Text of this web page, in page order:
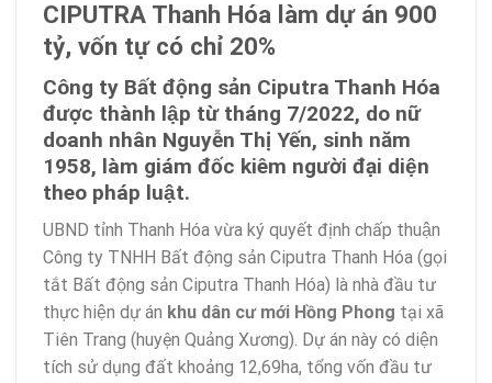
CIPUTRA Thanh Hóa làm dự án 900
tỷ, vốn tự có chỉ 20%
Công ty Bất động sản Ciputra Thanh Hóa
được thành lập từ tháng 7/2022, do nữ
doanh nhân Nguyễn Thị Yến, sinh năm
1958, làm giám đốc kiêm người đại diện
theo pháp luật.
UBND tỉnh Thanh Hóa vừa ký quyết định chấp thuận
Công ty TNHH Bất động sản Ciputra Thanh Hóa (gọi
tắt Bất động sản Ciputra Thanh Hóa) là nhà đầu tư
thực hiện dự án khu dân cư mới Hồng Phong tại xã
Tiên Trang (huyện Quảng Xương). Dự án này có diện
tích sử dụng đất khoảng 12,69ha, tổng vốn đầu tư